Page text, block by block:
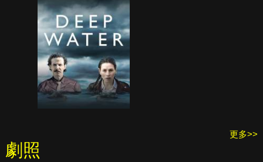
更多>>
劇照